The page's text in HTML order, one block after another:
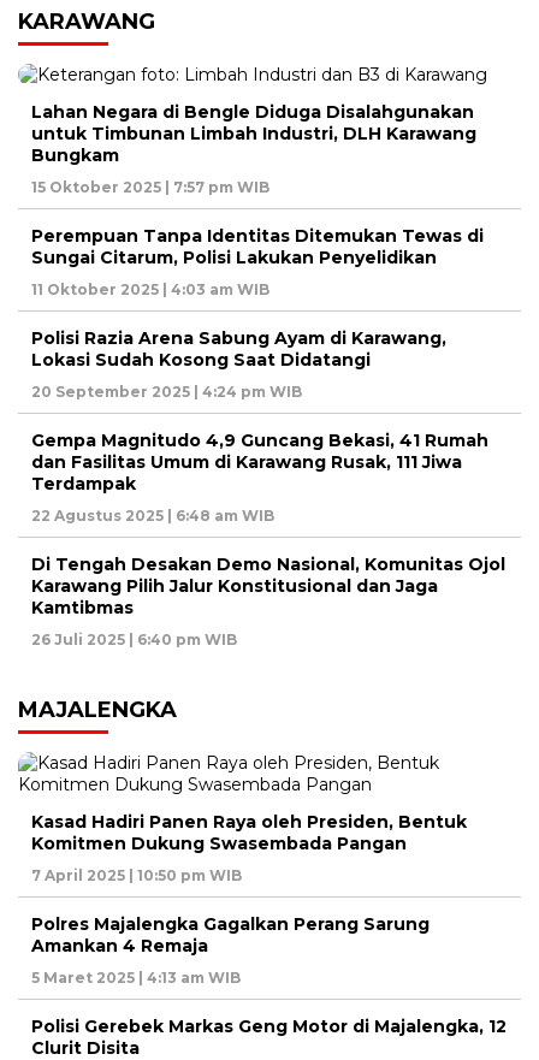
KARAWANG
Lahan Negara di Bengle Diduga Disalahgunakan
untuk Timbunan Limbah Industri, DLH Karawang
Bungkam
15 Oktober 2025 | 7:57 pm WIB
Perempuan Tanpa Identitas Ditemukan Tewas di
Sungai Citarum, Polisi Lakukan Penyelidikan
11 Oktober 2025 | 4:03 am WIB
Polisi Razia Arena Sabung Ayam di Karawang,
Lokasi Sudah Kosong Saat Didatangi
20 September 2025 | 4:24 pm WIB
Gempa Magnitudo 4,9 Guncang Bekasi, 41 Rumah
dan Fasilitas Umum di Karawang Rusak, 111 Jiwa
Terdampak
22 Agustus 2025 | 6:48 am WIB
Di Tengah Desakan Demo Nasional, Komunitas Ojol
Karawang Pilih Jalur Konstitusional dan Jaga
Kamtibmas
26 Juli 2025 | 6:40 pm WIB
MAJALENGKA
Kasad Hadiri Panen Raya oleh Presiden, Bentuk
Komitmen Dukung Swasembada Pangan
7 April 2025 | 10:50 pm WIB
Polres Majalengka Gagalkan Perang Sarung
Amankan 4 Remaja
5 Maret 2025 | 4:13 am WIB
Polisi Gerebek Markas Geng Motor di Majalengka, 12
Clurit Disita